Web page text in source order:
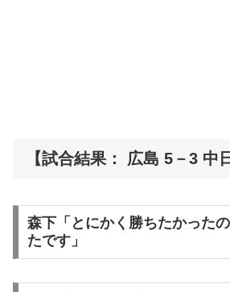
【試合結果： 広島 5－3 中
森下「とにかく勝ちたかった
たです」